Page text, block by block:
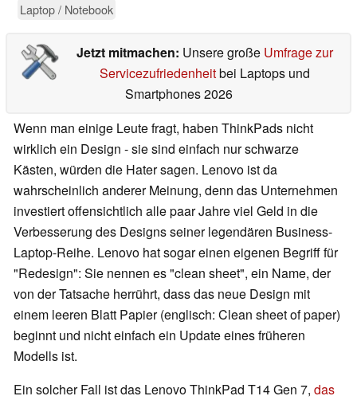
Laptop / Notebook
Jetzt mitmachen: Unsere große Umfrage zur
Servicezufriedenheitbei Laptops und
Smartphones 2026
Wenn man einige Leute fragt, haben ThinkPads nicht
wirklich ein Design - sie sind einfach nur schwarze
Kästen, würden die Hater sagen. Lenovo ist da
wahrscheinlich anderer Meinung, denn das Unternehmen
investiert offensichtlich alle paar Jahre viel Geld in die
Verbesserung des Designs seiner legendären Business-
Laptop-Reihe. Lenovo hat sogar einen eigenen Begriff für
"Redesign": Sie nennen es "clean sheet", ein Name, der
von der Tatsache herrührt, dass das neue Design mit
einem leeren Blatt Papier (englisch: Clean sheet of paper)
beginnt und nicht einfach ein Update eines früheren
Modells ist.
Ein solcher Fall ist das Lenovo ThinkPad T14 Gen 7, das